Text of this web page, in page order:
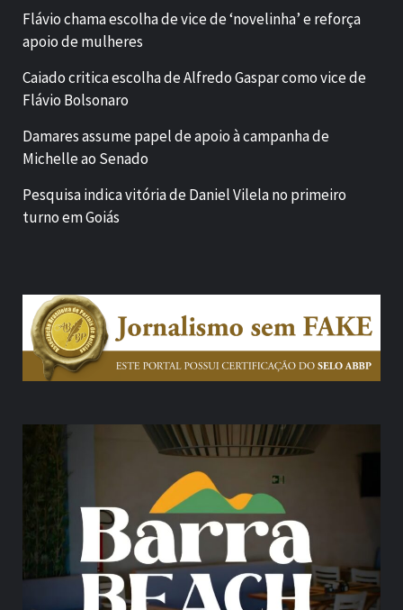
Flávio chama escolha de vice de ‘novelinha’ e reforça
apoio de mulheres
Caiado critica escolha de Alfredo Gaspar como vice de
Flávio Bolsonaro
Damares assume papel de apoio à campanha de
Michelle ao Senado
Pesquisa indica vitória de Daniel Vilela no primeiro
turno em Goiás